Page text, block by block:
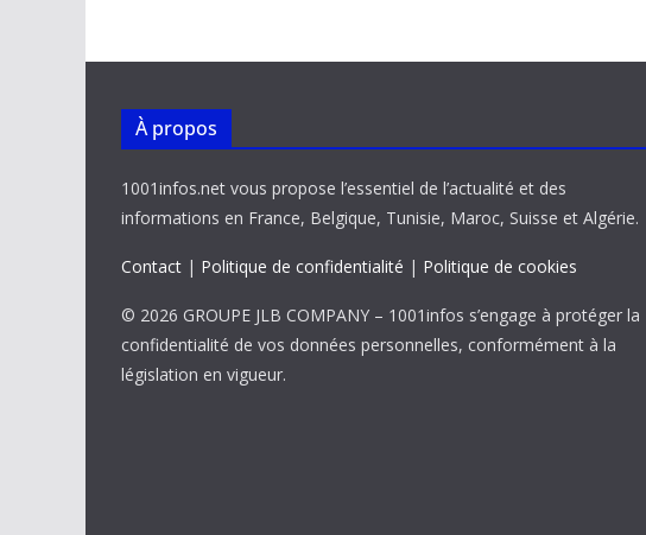
k p k
À propos
1001infos.net vous propose l’essentiel de l’actualité et des
informations en France, Belgique, Tunisie, Maroc, Suisse et Algérie.
Contact | Politique de confidentialité | Politique de cookies
© 2026 GROUPE JLB COMPANY – 1001infos s’engage à protéger la
confidentialité de vos données personnelles, conformément à la
législation en vigueur.